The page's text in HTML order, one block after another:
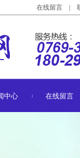
在线留言 |
中心 在线留言